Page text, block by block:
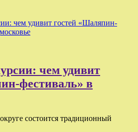
чем удивит гостей «Шаляпин-
чем удивит
фестиваль» в
состоится традиционный